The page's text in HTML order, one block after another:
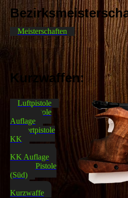
Meisterschaften
Kurzwaffen:
Luftpistole
Luftpistole
Auflage
Sportpistole
KK
KK Auflage
Freie Pistole
(Süd)
Kurzwaffe